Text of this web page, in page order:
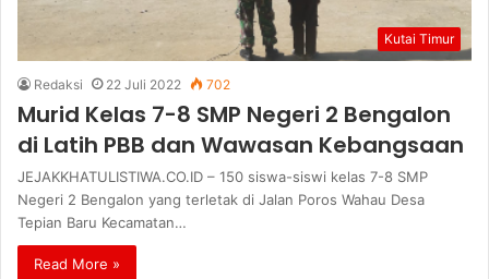
Kutai Timur
Redaksi 22 Juli 2022 702
Murid Kelas 7-8 SMP Negeri 2 Bengalon
di Latih PBB dan Wawasan Kebangsaan
JEJAKKHATULISTIWA.CO.ID – 150 siswa-siswi kelas 7-8 SMP
Negeri 2 Bengalon yang terletak di Jalan Poros Wahau Desa
Tepian Baru Kecamatan…
Read More »